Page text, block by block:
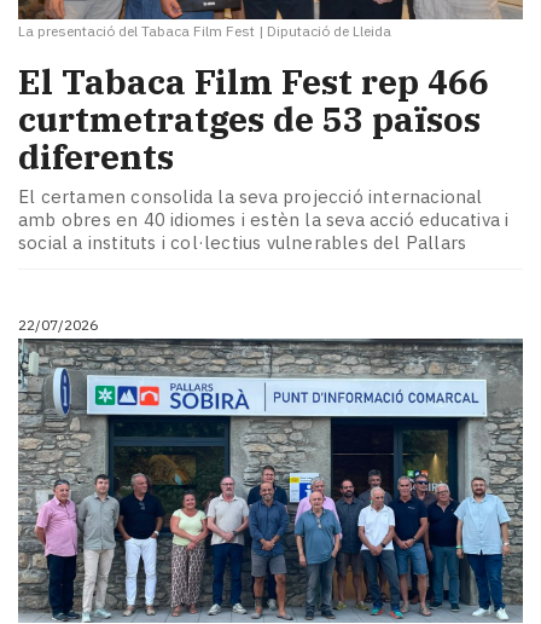
La presentació del Tabaca Film Fest | Diputació de Lleida
El Tabaca Film Fest rep 466
curtmetratges de 53 països
diferents
El certamen consolida la seva projecció internacional
amb obres en 40 idiomes i estèn la seva acció educativa i
social a instituts i col·lectius vulnerables del Pallars
22/07/2026